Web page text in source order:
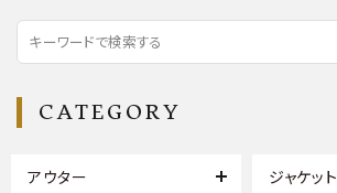
CATEGORY
アウター ジャケット